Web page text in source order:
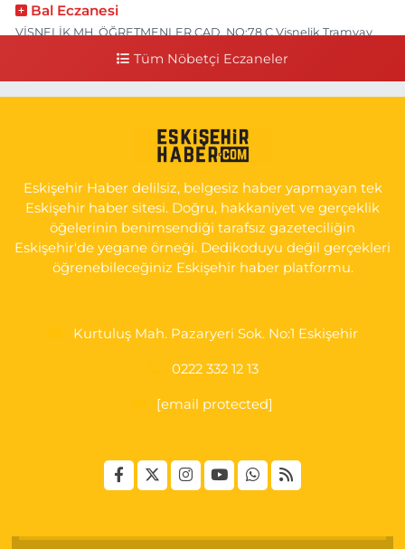
Bal Eczanesi
VİŞNELİK MH. ÖĞRETMENLER CAD. NO:78 C Vişnelik Tramvay
NUH'UN GEMİSİ Veteriner Kliniğinin yanı,ı
GÜLTEPE MAH. HALK CAD. NO:107 C
0 (222) 250 40 50 Yol Tarifi Al
Bizim Eczanesi
EMEK MAH. ERTAŞ CAD.NO:12 A Küçük Sanayi girişi Tarım Kredi
Koop. Market yanı
Tüm Nöbetçi Eczaneler
Eskişehir Haber delilsiz, belgesiz haber yapmayan tek
Eskişehir haber sitesi. Doğru, hakkaniyet ve gerçeklik
öğelerinin benimsendiği tarafsız gazeteciliğin
Eskişehir'de yegane örneği. Dedikoduyu değil gerçekleri
öğrenebileceğiniz Eskişehir haber platformu.
Kurtuluş Mah. Pazaryeri Sok. No:1 Eskişehir
0222 332 12 13
[email protected]